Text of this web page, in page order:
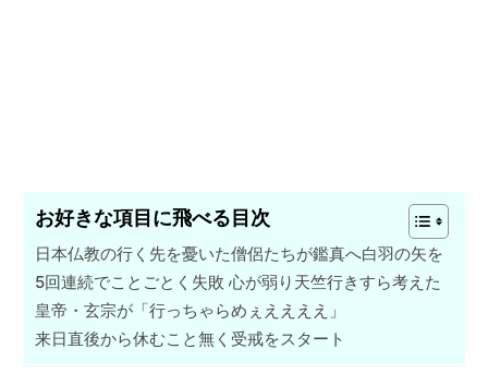
お好きな項目に飛べる目次
日本仏教の行く先を憂いた僧侶たちが鑑真へ白羽の矢を
5回連続でことごとく失敗 心が弱り天竺行きすら考えた
皇帝・玄宗が「行っちゃらめぇええええ」
来日直後から休むこと無く受戒をスタート